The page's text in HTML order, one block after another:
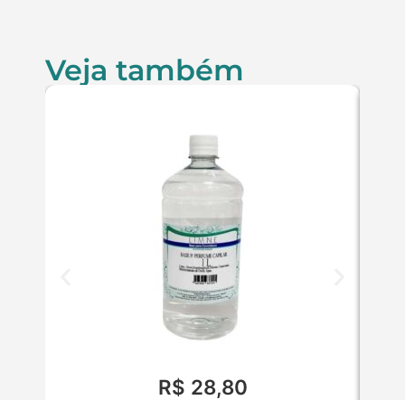
Veja também
R$ 28,80